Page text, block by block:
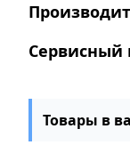
Сервисный
Товары в